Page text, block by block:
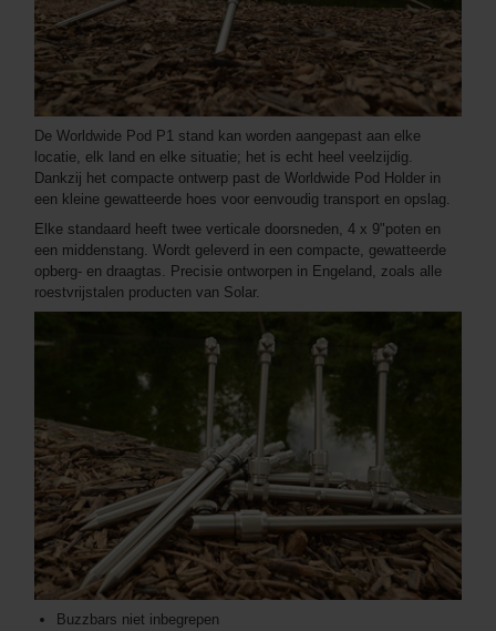
De Worldwide Pod P1 stand kan worden aangepast aan elke
locatie, elk land en elke situatie; het is echt heel veelzijdig.
Dankzij het compacte ontwerp past de Worldwide Pod Holder in
een kleine gewatteerde hoes voor eenvoudig transport en opslag.
Elke standaard heeft twee verticale doorsneden, 4 x 9"poten en
een middenstang. Wordt geleverd in een compacte, gewatteerde
opberg- en draagtas. Precisie ontworpen in Engeland, zoals alle
roestvrijstalen producten van Solar.
Buzzbars niet inbegrepen